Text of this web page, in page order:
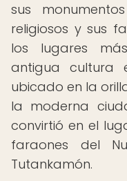
sus
religiosos y sus
los lugares
antigua cultura
ubicado en la
la moderna
convirtió en el
faraones del
Tutankamón.